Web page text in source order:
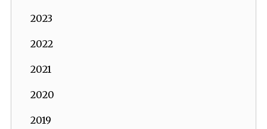
2023
2022
2021
2020
2019